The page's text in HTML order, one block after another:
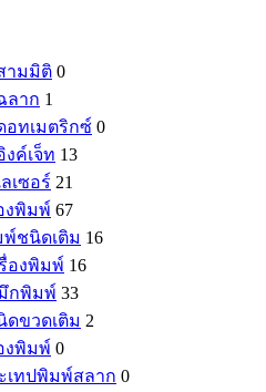
ามมิติ 0
ลาก 1
อทเมตริกซ์ 0
ค์เจ็ท 13
เซอร์ 21
งพิมพ์ 67
ชนิดเติม 16
องพิมพ์ 16
กพิมพ์ 33
ขวดเติม 2
งพิมพ์ 0
เทปพิมพ์สลาก 0